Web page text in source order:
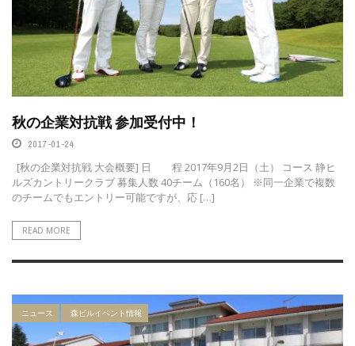
秋の企業対抗戦 参加受付中！
2017-01-24
[秋の企業対抗戦 大会概要] 日 程 2017年9月2日（土） コース 静ヒ
ルズカントリークラブ 募集人数 40チーム（160名） ※同一企業で複数
のチームでもエントリー可能ですが、応 […]
READ MORE
ニュース 森ビルイベント情報